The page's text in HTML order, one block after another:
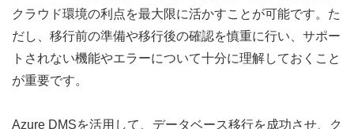
クラウド環境の利点を最大限に活かすことが可能です。た
だし、移行前の準備や移行後の確認を慎重に行い、サポー
トされない機能やエラーについて十分に理解しておくこと
が重要です。
Azure DMSを活用して、データベース移行を成功させ、ク